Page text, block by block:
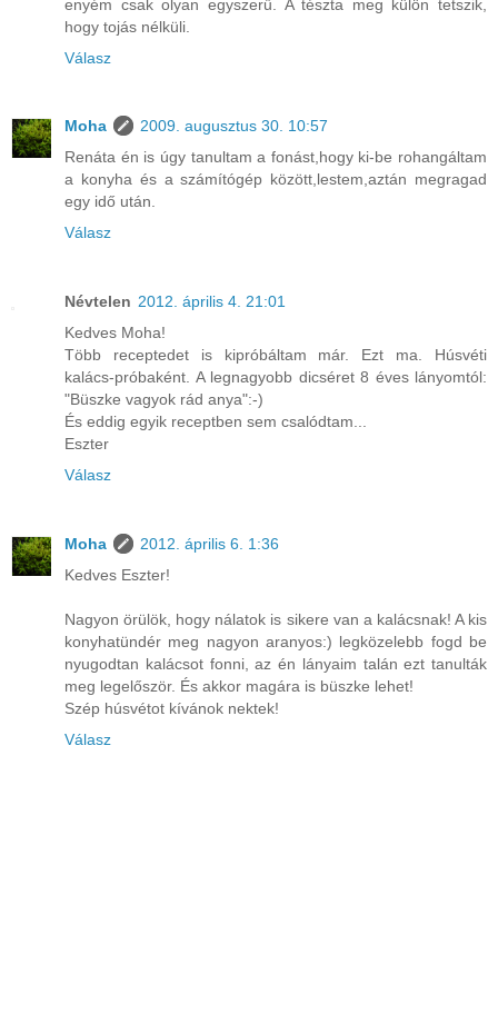
enyém csak olyan egyszerű. A tészta meg külön tetszik,
hogy tojás nélküli.
Válasz
Moha
2009. augusztus 30. 10:57
Renáta én is úgy tanultam a fonást,hogy ki-be rohangáltam
a konyha és a számítógép között,lestem,aztán megragad
egy idő után.
Válasz
Névtelen 2012. április 4. 21:01
Kedves Moha!
Több receptedet is kipróbáltam már. Ezt ma. Húsvéti
kalács-próbaként. A legnagyobb dicséret 8 éves lányomtól:
"Büszke vagyok rád anya":-)
És eddig egyik receptben sem csalódtam...
Eszter
Válasz
Moha
2012. április 6. 1:36
Kedves Eszter!
Nagyon örülök, hogy nálatok is sikere van a kalácsnak! A kis
konyhatündér meg nagyon aranyos:) legközelebb fogd be
nyugodtan kalácsot fonni, az én lányaim talán ezt tanulták
meg legelőször. És akkor magára is büszke lehet!
Szép húsvétot kívánok nektek!
Válasz